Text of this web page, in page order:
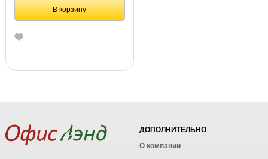
В корзину
ДОПОЛНИТЕЛЬНО
О компании